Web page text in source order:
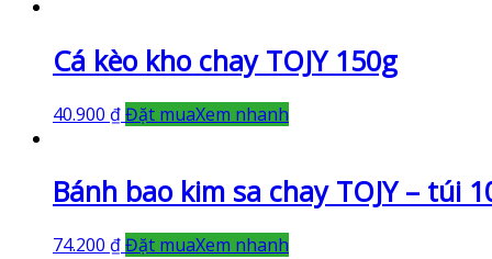
Cá kèo kho chay TOJY 150g
40.900 ₫Đặt muaXem nhanh
Bánh bao kim sa chay TOJY – túi
74.200 ₫Đặt muaXem nhanh